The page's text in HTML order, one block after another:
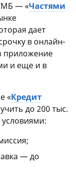
— «Частями
дает
в онлайн-
приложение
и еще и в
«Кредит
до 200 тыс.
— до